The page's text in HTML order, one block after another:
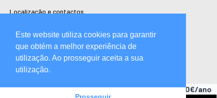
Localização e contactos
Ficha técnica
Manual de boas práticas editoriais e código de conduta
Descubra as vantagens de ser assinante.A partir de 15,90€/ano
Este website utiliza cookies para garantir
que obtém a melhor experiência de
utilização. Ao prosseguir aceita a sua
utilização.